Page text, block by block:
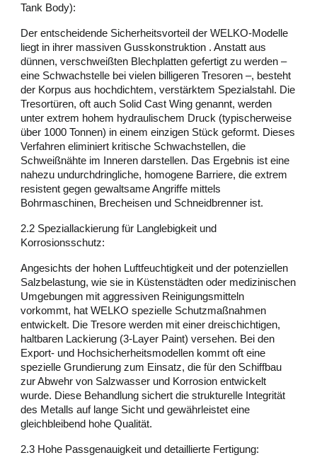
Tank Body):
Der entscheidende Sicherheitsvorteil der WELKO-Modelle
liegt in ihrer massiven Gusskonstruktion . Anstatt aus
dünnen, verschweißten Blechplatten gefertigt zu werden –
eine Schwachstelle bei vielen billigeren Tresoren –, besteht
der Korpus aus hochdichtem, verstärktem Spezialstahl. Die
Tresortüren, oft auch Solid Cast Wing genannt, werden
unter extrem hohem hydraulischem Druck (typischerweise
über 1000 Tonnen) in einem einzigen Stück geformt. Dieses
Verfahren eliminiert kritische Schwachstellen, die
Schweißnähte im Inneren darstellen. Das Ergebnis ist eine
nahezu undurchdringliche, homogene Barriere, die extrem
resistent gegen gewaltsame Angriffe mittels
Bohrmaschinen, Brecheisen und Schneidbrenner ist.
2.2 Speziallackierung für Langlebigkeit und
Korrosionsschutz:
Angesichts der hohen Luftfeuchtigkeit und der potenziellen
Salzbelastung, wie sie in Küstenstädten oder medizinischen
Umgebungen mit aggressiven Reinigungsmitteln
vorkommt, hat WELKO spezielle Schutzmaßnahmen
entwickelt. Die Tresore werden mit einer dreischichtigen,
haltbaren Lackierung (3-Layer Paint) versehen. Bei den
Export- und Hochsicherheitsmodellen kommt oft eine
spezielle Grundierung zum Einsatz, die für den Schiffbau
zur Abwehr von Salzwasser und Korrosion entwickelt
wurde. Diese Behandlung sichert die strukturelle Integrität
des Metalls auf lange Sicht und gewährleistet eine
gleichbleibend hohe Qualität.
2.3 Hohe Passgenauigkeit und detaillierte Fertigung: